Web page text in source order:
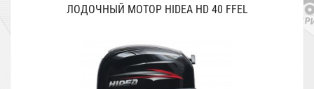
ЛОДОЧНЫЙ МОТОР HIDEA HD 40 FFEL